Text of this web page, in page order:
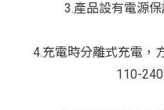
3.產品設有電源
4.充電時分離式充電，
110-